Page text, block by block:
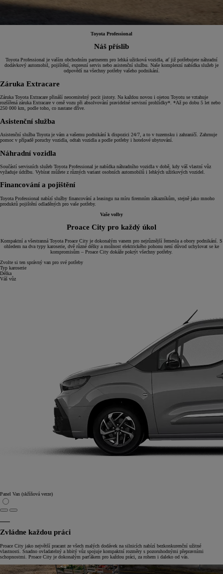
Toyota Professional
Náš příslib
Toyota Professional je vaším obchodním partnerem pro lehká užitková vozidla, ať již potřebujete náhradní
dodávkový automobil, pojištění, expresní servis nebo asistenční službu. Naše komplexní nabídka služeb je
odpovědí na všechny potřeby vašeho podnikání.
Záruka Extracare
Záruka Toyota Extracare přináší neocenitelný pocit jistoty. Na každou novou i ojetou Toyotu se vztahuje
rozšířená záruka Extracare v ceně vozu při absolvování pravidelné servisní prohlídky*. *Až po dobu 5 let nebo
250 000 km, podle toho, co nastane dříve.
Asistenční služba
Asistenční služba Toyota je vám a vašemu podnikání k dispozici 24/7, a to v tuzemsku i zahraničí. Zahrnuje
pomoc v případě poruchy vozidla, odtah vozidla a podle potřeby i hotelové ubytování.
Náhradní vozidla
Součástí servisních služeb Toyota Professional je nabídka náhradního vozidla v době, kdy váš vlastní vůz
vyžaduje údržbu. Vybírat můžete z různých variant osobních automobilů i lehkých užitkových vozidel.
Financování a pojištění
Toyota Professional nabízí služby financování a leasingu na míru firemním zákazníkům, stejně jako mnoho
produktů pojištění odladěných pro vaše potřeby.
Vaše volby
Proace City pro každý úkol
Kompaktní a všestranná Toyota Proace City je dokonalým vanem pro nejrůznější řemesla a obory podnikání. S
ohledem na dva typy karoserie, dvě různé délky a možnost elektrického pohonu není důvod uchylovat se ke
kompromisům – Proace City dokáže pokrýt všechny potřeby.
Zvolte si ten správný van pro své potřeby
Typ karoserie
Délka
Váš vůz
Panel Van (skříňová verze)
Zvládne každou práci
Proace City jako největší pracant ze všech malých dodávek na silnicích nabízí bezkonkurenční užitné
vlastnosti. Snadno ovladatelný a hbitý vůz spojuje kompaktní rozměry s pozoruhodnými přepravními
schopnostmi. Proace City je dokonalým parťákem pro každou práci, za rohem i daleko od vás.